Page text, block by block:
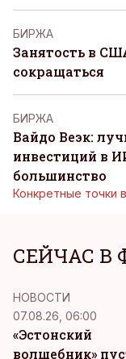
БИРЖА
Занятость в
сокращаться
БИРЖА
Вайдо Веэк:
инвестиций в
большинство
Конкретные точки
СЕЙЧАС В
НОВОСТИ
07.08.26, 06:00
«Эстонский
волшебник»